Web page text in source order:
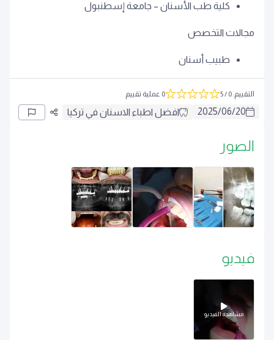
كلية طب الأسنان – جامعة إسطنبول
مجالات التخصص
طبيب أسنان
التقييم:
0
/ 5 0 عملية تقييم
2025/06/20 افضل اطباء الاسنان في تركيا
الصور
فيديو
مشاهدة الفيديو